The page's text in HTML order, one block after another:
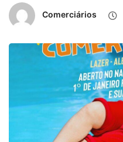
Comerciários